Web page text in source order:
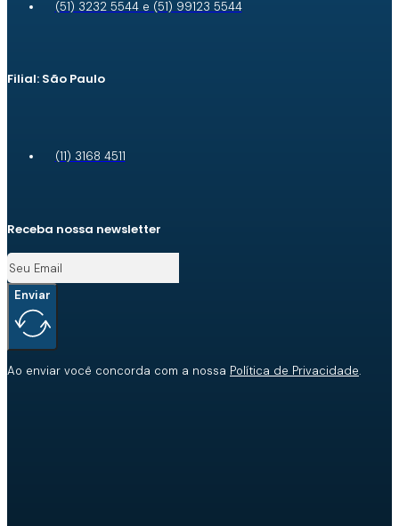
(51) 3232 5544 e (51) 99123 5544
Filial: São Paulo
(11) 3168 4511
Receba nossa newsletter
Enviar
Ao enviar você concorda com a nossa Política de Privacidade.